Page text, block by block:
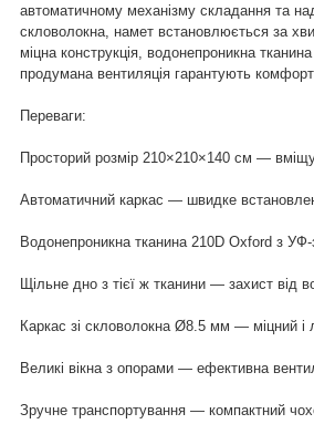
автоматичному механізму складання та
скловолокна, намет встановлюється за
міцна конструкція, водонепроникна
продумана вентиляція гарантують
Переваги:
Просторий розмір 210×210×140 см —
Автоматичний каркас — швидке
Водонепроникна тканина 210D Oxford з УФ-
Щільне дно з тієї ж тканини — захист від
Каркас зі скловолокна Ø8.5 мм — міцний і
Великі вікна з опорами — ефективна
Зручне транспортування — компактний